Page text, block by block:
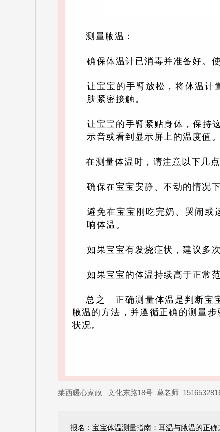
测量腋温：
确保体温计已消毒并准备好。
让宝宝的手臂放松，将体温计
肤紧密接触。
让宝宝的手臂紧贴身体，保持
示音或看到显示屏上的温度值
在测量体温时，请注意以下几
确保在宝宝安静、不动的情况
避免在宝宝刚吃完奶、哭闹或
响体温。
如果宝宝有发烧症状，建议多
如果宝宝的体温持续高于正常
总之，正确测量体温是判断宝
腋温的方法，并遵循正确的测量
状况。
莱西暖心家政 文化东路18号 葛老师
报名：宝宝体温测量指南：耳温与腋温的正确